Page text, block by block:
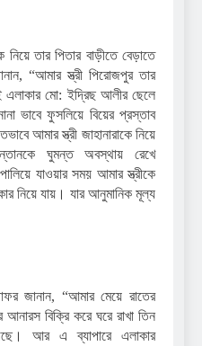
তার পিতার বাড়ীতে বেড়াতে
“আমার স্ত্রী পিরোজপুর তার
এলাকার মো: ইদ্রিছ আলীর ছেলে
ভাবে ফুসলিয়ে বিয়ের প্রস্তাব
আমার স্ত্রী জাহানারাকে নিয়ে
ঘুমন্ত অবস্থায় রেখে
যাওয়ার সময় আমার স্ত্রীকে
নিয়ে যায়। যার আনুমানিক মূল্য
জানান, “আমার মেয়ে রাতের
বিক্রি করে ঘরে রাখা তিন
আর এ ব্যাপারে এলাকার